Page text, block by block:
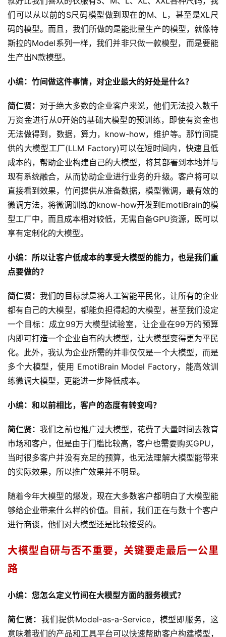
们可以从以前的S尺码模型做到现在的M、L，甚至是XL尺
码的模型。而且，我们所做的是能批量生产的模型，就像特
斯拉的Model系列一样，我们并非只做一款模型，而是要能
生产出N款模型。
小编：竹间做这件事情，对企业最大的好处是什么？
简仁贤： 对于绝大多数的企业客户来说，他们无法投入数千
万资金进行从0开始的基础大模型的预训练，即使有资金也
无法做得到，数据，算力，know-how，维护等。那竹间提
供的大模型工厂(LLM Factory)可以在短时间内，快速且低
成本的，帮助企业构建自己的大模型，将其部署到本地并与
现有系统融合，从而协助企业进行业务的升级。客户将可以
直接看到效果，竹间提供从准备数据，模型微调，最有效的
微调方法，将微调训练的know-how开发到EmotiBrain的模
型工厂中，而且成本相对较低，无需自备GPU资源，既可以
享有定制化的大模型。
小编：所以让客户低成本的享受大模型的能力，也是我们重
点要做的？
简仁贤：我们的目标就是将人工智能平民化，让所有的企业
都有自己的大模型，都能负担得起的大模型，甚至我们设定
一个目标：成立99万大模型试验室，让企业在99万的预算
内即可打造一个企业自有的大模型，让大模型变得更为平民
化。 此外，我认为企业所需的并非仅仅是一个大模型，而是
多个大模型，使用 EmotiBrain Model Factory，能高效训
练微调大模型，更能进一步降低成本。
小编：和以前相比，客户的态度有转变吗？
简仁贤：我们之前也推广过大模型，花费了大量时间去教育
市场和客户，但是由于门槛比较高，客户也需要购买GPU，
当时很多客户并没有充足的预算，也无法理解大模型能带来
的实际效果，所以推广效果并不明显。
随着今年大模型的爆发，现在大多数客户都明白了大模型能
够给企业带来什么样的价值。目前，我们正在与数十个客户
进行商谈，他们对大模型还是比较接受的。
大模型自研与否不重要，关键要走最后一公里
路
小编：您怎么定义竹间在大模型方面的服务模式？
简仁贤： 我们提供Model-as-a-Service，模型即服务，这
意味着我们的产品和工具平台可以快速帮助客户构建模型，